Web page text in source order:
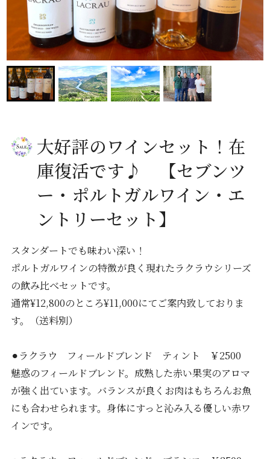
大好評のワインセット！在
庫復活です♪ 【セブンツ
ー・ポルトガルワイン・エ
ントリーセット】
スタンダートでも味わい深い！
ポルトガルワインの特徴が良く現れたラクラウシリーズ
の飲み比べセットです。
通常¥12,800のところ¥11,000にてご案内致しておりま
す。（送料別）
⚫︎ラクラウ フィールドブレンド ティント ￥2500
魅惑のフィールドブレンド。成熟した赤い果実のアロマ
が強く出ています。バランスが良くお肉はもちろんお魚
にも合わせられます。身体にすっと沁み入る優しい赤ワ
インです。